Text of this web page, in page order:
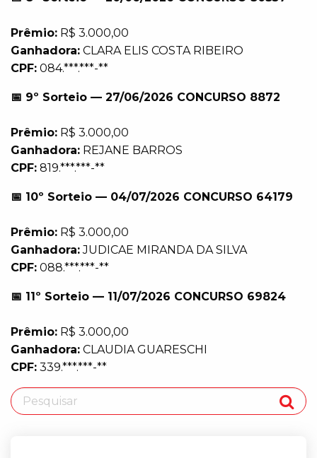
Prêmio: R$ 3.000,00
Ganhadora: CLARA ELIS COSTA RIBEIRO
CPF: 084.***.***-**
📅 9º Sorteio — 27/06/2026 CONCURSO 8872
Prêmio: R$ 3.000,00
Ganhadora: REJANE BARROS
CPF: 819.***.***-**
📅 10º Sorteio — 04/07/2026 CONCURSO 64179
Prêmio: R$ 3.000,00
Ganhadora:JUDICAE MIRANDA DA SILVA
CPF: 088.***.***-**
📅 11º Sorteio — 11/07/2026 CONCURSO 69824
Prêmio: R$ 3.000,00
Ganhadora: CLAUDIA GUARESCHI
CPF: 339.***.***-**